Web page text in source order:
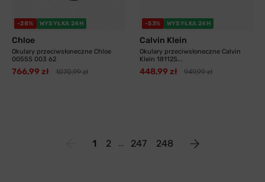
-28% WYSYŁKA 24H
Chloe
Okulary przeciwsłoneczne Chloe
0055S 003 62
766,99 zł 1070,99 zł
-53% WYSYŁKA 24H
Calvin Klein
Okulary przeciwsłoneczne Calvin
Klein 18112S...
448,99 zł 949,99 zł
1 2 247 248